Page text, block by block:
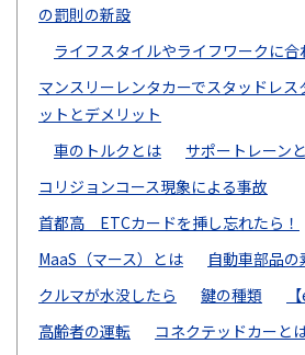
の罰則の新設
ライフスタイルやライフワークに
マンスリーレンタカーでスタッドレス
ットとデメリット
車のトルクとは
サポートレーン
コリジョンコース現象による事故
首都高 ETCカードを挿し忘れたら！
MaaS（マース）とは
自動車部品の
クルマが水没したら
鍵の種類
高齢者の運転
コネクテッドカーと